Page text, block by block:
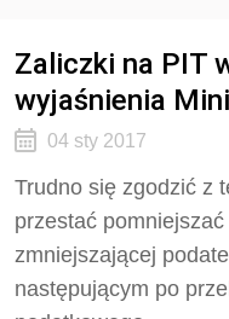
Zaliczki na PIT
wyjaśnienia
04 sty 2017
Trudno się zgodzić z
przestać
zmniejszającej
następującym po